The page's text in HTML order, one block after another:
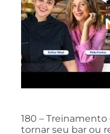
180 – Treinamento
tornar seu bar ou